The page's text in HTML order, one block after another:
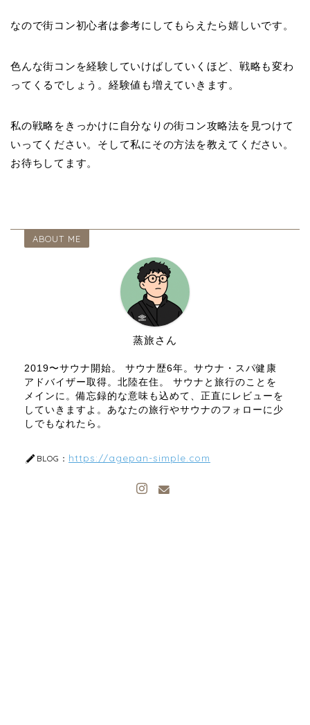
なので街コン初心者は参考にしてもらえたら嬉しいです。
色んな街コンを経験していけばしていくほど、戦略も変わ
ってくるでしょう。経験値も増えていきます。
私の戦略をきっかけに自分なりの街コン攻略法を見つけて
いってください。そして私にその方法を教えてください。
お待ちしてます。
ABOUT ME
蒸旅さん
2019〜サウナ開始。 サウナ歴6年。サウナ・スパ健康
アドバイザー取得。北陸在住。 サウナと旅行のことを
メインに。備忘録的な意味も込めて、正直にレビューを
していきますよ。あなたの旅行やサウナのフォローに少
しでもなれたら。
BLOG： https://agepan-simple.com